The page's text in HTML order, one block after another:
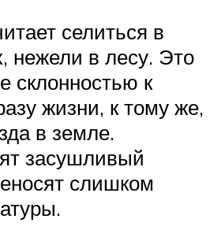
селиться в
нежели в лесу. Это
склонностью к
жизни, к тому же,
в земле.
засушливый
слишком